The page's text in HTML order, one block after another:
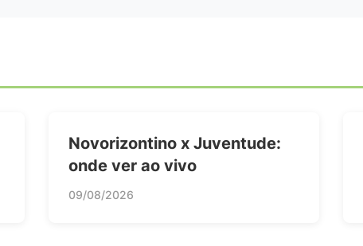
Novorizontino x Juventude:
onde ver ao vivo
09/08/2026